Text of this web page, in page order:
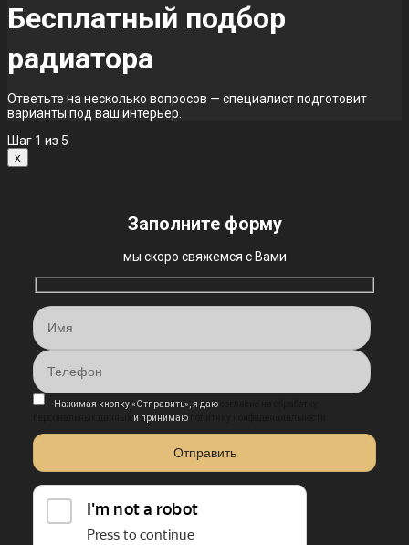
Бесплатный подбор
радиатора
Ответьте на несколько вопросов — специалист подготовит
варианты под ваш интерьер.
Шаг 1 из 5
x
Заполните форму
мы скоро свяжемся с Вами
Нажимая кнопку «Отправить», я даю
и принимаю